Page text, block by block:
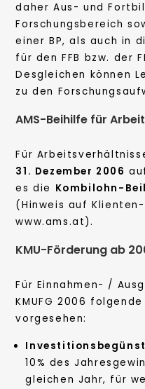
daher Aus- und
Forschungsbereich
einer BP, als auch in
für den FFB bzw. der
Desgleichen können
zu den
AMS-Beihilfe für
Für
31. Dezember 2006
es die Kombilohn-
(Hinweis auf
www.ams.at).
KMU-Förderung ab
Für Einnahmen- /
KMUFG 2006
vorgesehen:
10% des
gleichen Jahr, für